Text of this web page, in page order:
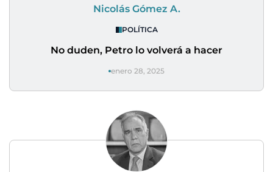
Nicolás Gómez A.
POLÍTICA
No duden, Petro lo volverá a hacer
enero 28, 2025